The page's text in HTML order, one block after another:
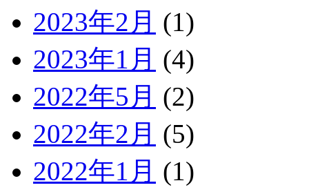
2023年2月 (1)
2023年1月 (4)
2022年5月 (2)
2022年2月 (5)
2022年1月 (1)